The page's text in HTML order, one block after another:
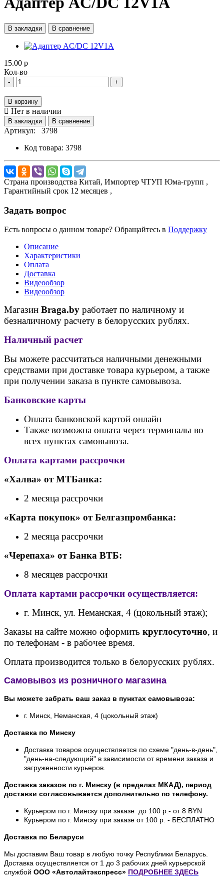
В закладки В сравнение
15.00 р
Кол-во
- +
В корзину
Нет в наличии
В закладки В сравнение
Артикул: 3798
Код товара: 3798
Страна производства Китай, Импортер ЧТУП Юма-групп ,
Гарантийный срок 12 месяцев ,
Задать вопрос
Есть вопросы о данном товаре? Обращайтесь в Поддержку
Описание
Характеристики
Оплата
Доставка
Видеообзор
Видеообзор
Магазин Braga.by работает по наличному и
безналичному расчету в белорусских рублях.
Наличный расчет
Вы можете рассчитаться наличными денежными
средствами при доставке товара курьером, а также
при получении заказа в пункте самовывоза.
Банковские карты
Оплата банковской картой онлайн
Также возможна оплата через терминалы во
всех пунктах самовывоза.
Оплата картами рассрочки
«Халва» от МТБанка:
2 месяца рассрочки
«Карта покупок» от Белгазпромбанка:
2 месяца рассрочки
«Черепаха» от Банка ВТБ:
8 месяцев рассрочки
Оплата картами рассрочки осуществляется:
г. Минск, ул. Неманская, 4 (цокольный этаж);
Заказы на сайте можно оформить круглосуточно, и
по телефонам - в рабочее время.
Оплата производится только в белорусских рублях.
Самовывоз из розничного магазина
Вы можете забрать ваш заказ в пунктах самовывоза:
г. Минск, Неманская, 4 (цокольный этаж)
Доставка по Минску
Доставка товаров осуществляется по схеме "день-в-день",
"день-на-следующий" в зависимости от времени заказа и
загруженности курьеров.
Доставка заказов по г. Минску (в пределах МКАД), период
доставки согласовывается дополнительно по телефону.
Курьером по г. Минску при заказе до 100 р.- от 8 BYN
Курьером по г. Минску при заказе от 100 р. - БЕСПЛАТНО
Доставка по Беларуси
Мы доставим Ваш товар в любую точку Республики Беларусь.
Доставка осуществляется от 1 до 3 рабочих дней курьерской
службой ООО «Автолайтэкспресс» ПОДРОБНЕЕ ЗДЕСЬ